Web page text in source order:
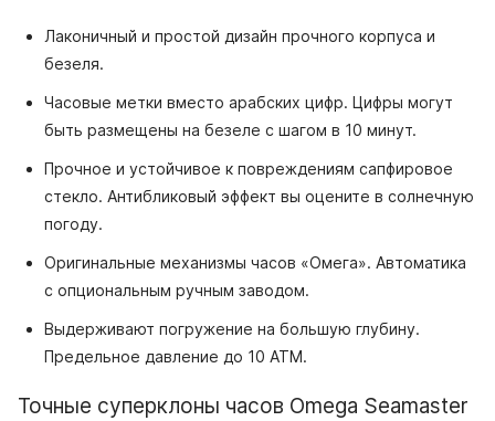
Лаконичный и простой дизайн прочного корпуса и
безеля.
Часовые метки вместо арабских цифр. Цифры могут
быть размещены на безеле с шагом в 10 минут.
Прочное и устойчивое к повреждениям сапфировое
стекло. Антибликовый эффект вы оцените в солнечную
погоду.
Оригинальные механизмы часов «Омега». Автоматика
с опциональным ручным заводом.
Выдерживают погружение на большую глубину.
Предельное давление до 10 АТМ.
Точные суперклоны часов Omega Seamaster